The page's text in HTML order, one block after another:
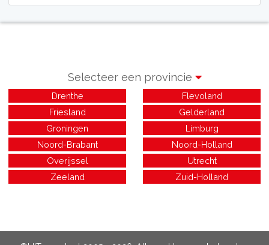
Selecteer een provincie
Drenthe
Flevoland
Friesland
Gelderland
Groningen
Limburg
Noord-Brabant
Noord-Holland
Overijssel
Utrecht
Zeeland
Zuid-Holland